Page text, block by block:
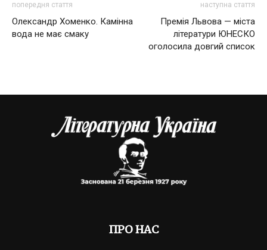
попередня стаття
Олександр Хоменко. Камінна
вода не має смаку
наступна стаття
Премія Львова — міста
літератури ЮНЕСКО
оголосила довгий список
ПРО НАС